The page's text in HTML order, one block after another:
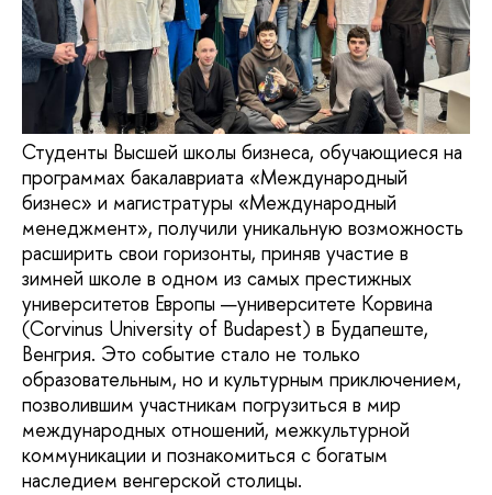
Студенты Высшей школы бизнеса, обучающиеся на
программах бакалавриата «Международный
бизнес» и магистратуры «Международный
менеджмент», получили уникальную возможность
расширить свои горизонты, приняв участие в
зимней школе в одном из самых престижных
университетов Европы —университете Корвина
(Corvinus University of Budapest) в Будапеште,
Венгрия. Это событие стало не только
образовательным, но и культурным приключением,
позволившим участникам погрузиться в мир
международных отношений, межкультурной
коммуникации и познакомиться с богатым
наследием венгерской столицы.